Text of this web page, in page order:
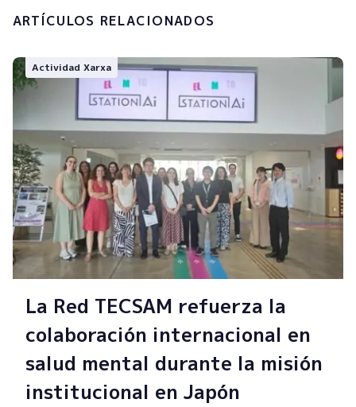
ARTÍCULOS RELACIONADOS
Actividad Xarxa
La Red TECSAM refuerza la
colaboración internacional en
salud mental durante la misión
institucional en Japón